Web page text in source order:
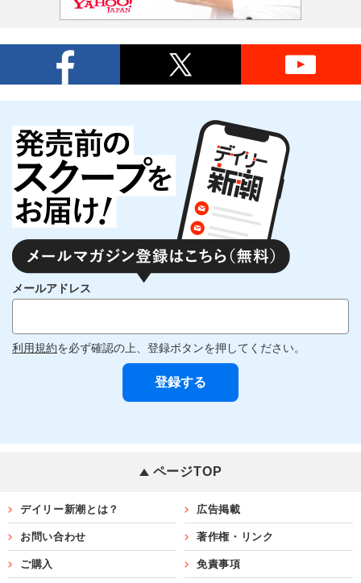
メールアドレス
利用規約を必ず確認の上、登録ボタンを押してください。
ページTOP
デイリー新潮とは？ 広告掲載
お問い合わせ 著作権・リンク
ご購入 免責事項